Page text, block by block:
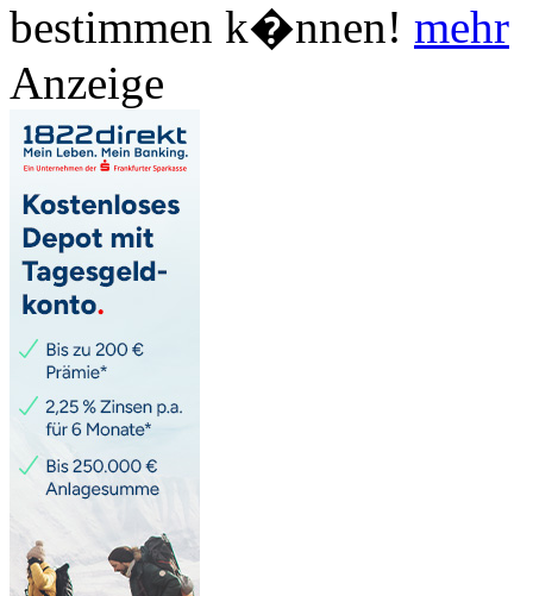
bestimmen k�nnen! mehr
Anzeige